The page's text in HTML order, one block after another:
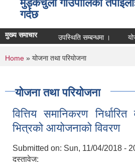
मुड्केचुला गाउँपालिका
गर्दछ
मुख्य समाचारउपस्थिति सम्बन्धमा । योजना
You are here
Home » योजना तथा परियोजना
योजना तथा परियोजना
वित्तिय समानिकरण
भित्रको आयोजनाको विवरण
Submitted on: Sun, 11/04/2018 -
दस्तावेज: